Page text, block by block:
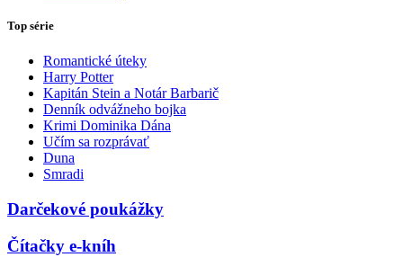
Top série
Romantické úteky
Harry Potter
Kapitán Stein a Notár Barbarič
Denník odvážneho bojka
Krimi Dominika Dána
Učím sa rozprávať
Duna
Smradi
Darčekové poukážky
Čítačky e-kníh